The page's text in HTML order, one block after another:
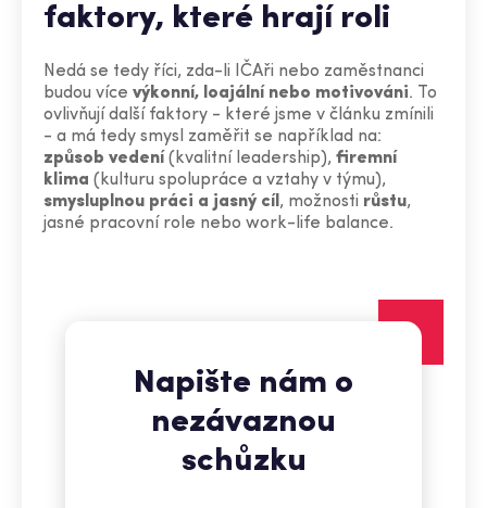
faktory, které hrají roli
Nedá se tedy říci, zda-li IČAři nebo zaměstnanci
budou více výkonní, loajální nebo motivováni. To
ovlivňují další faktory - které jsme v článku zmínili
- a má tedy smysl zaměřit se například na:
způsob vedení (kvalitní leadership), firemní
klima (kulturu spolupráce a vztahy v týmu),
smysluplnou práci a jasný cíl , možnosti růstu,
jasné pracovní role nebo work-life balance.
Napište nám o
nezávaznou
schůzku